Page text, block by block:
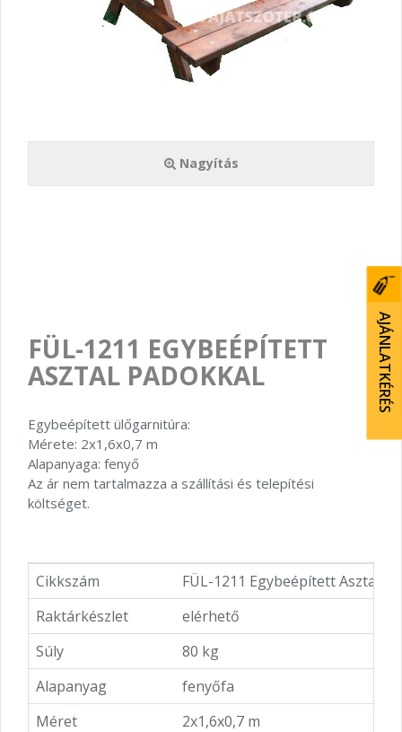
AJÁNLATKÉRÉS
Nagyítás
FÜL-1211 EGYBEÉPÍTETT
ASZTAL PADOKKAL
Egybeépített ülőgarnitúra:
Mérete: 2x1,6x0,7 m
Alapanyaga: fenyő
Az ár nem tartalmazza a szállítási és telepítési
költséget.
Cikkszám
FÜL-1211 Egybeépített Asztal
Raktárkészlet
elérhető
Súly
80 kg
Alapanyag
fenyőfa
Méret
2x1,6x0,7 m